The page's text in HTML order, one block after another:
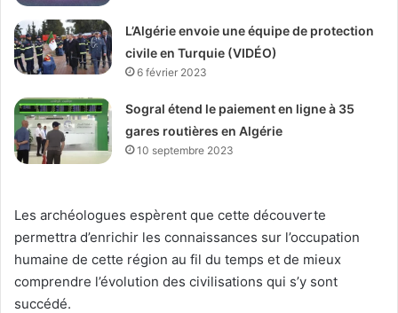
L’Algérie envoie une équipe de protection
civile en Turquie (VIDÉO)
6 février 2023
Sogral étend le paiement en ligne à 35
gares routières en Algérie
10 septembre 2023
Les archéologues espèrent que cette découverte
permettra d’enrichir les connaissances sur l’occupation
humaine de cette région au fil du temps et de mieux
comprendre l’évolution des civilisations qui s’y sont
succédé.